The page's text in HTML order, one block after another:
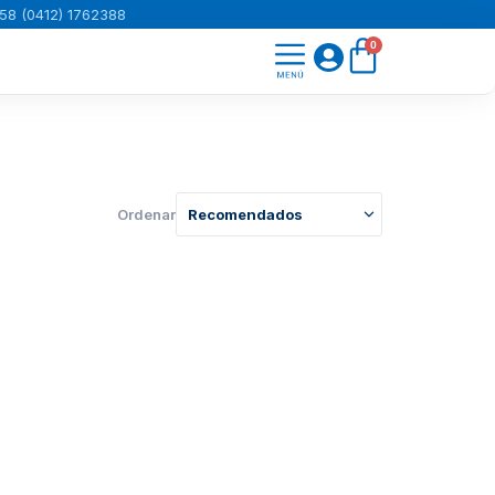
(0412) 1762388
0
Carrito
Ordenar